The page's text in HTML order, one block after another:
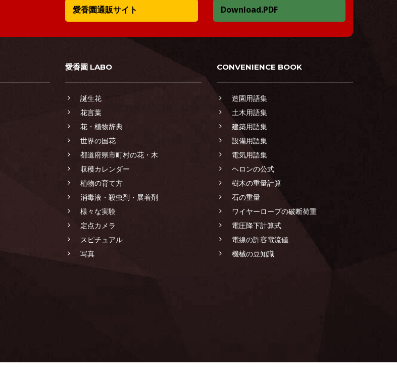
愛香園通販サイト
Download.PDF
愛香園 LABO
誕生花
花言葉
花・植物辞典
世界の国花
都道府県市町村の花・木
収穫カレンダー
植物の育て方
消毒液・殺虫剤・展着剤
様々な実験
定点カメラ
スピチュアル
写真
CONVENIENCE BOOK
造園用語集
土木用語集
建築用語集
設備用語集
電気用語集
ヘロンの公式
樹木の重量計算
石の重量
ワイヤーロープの破断荷重
電圧降下計算式
電線の許容電流値
機械の豆知識